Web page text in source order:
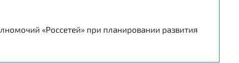
«Россетей» при планировании развития